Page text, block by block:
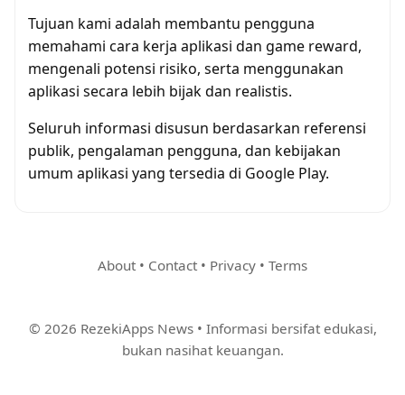
Tujuan kami adalah membantu pengguna
memahami cara kerja aplikasi dan game reward,
mengenali potensi risiko, serta menggunakan
aplikasi secara lebih bijak dan realistis.
Seluruh informasi disusun berdasarkan referensi
publik, pengalaman pengguna, dan kebijakan
umum aplikasi yang tersedia di Google Play.
About • Contact • Privacy • Terms
© 2026 RezekiApps News • Informasi bersifat edukasi,
bukan nasihat keuangan.